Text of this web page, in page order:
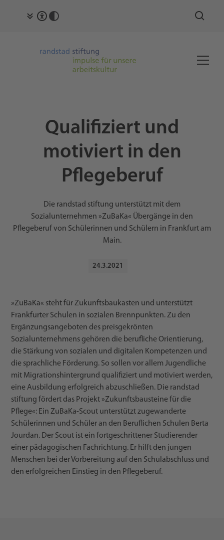
Qualifiziert und
motiviert in den
Pflegeberuf
Die randstad stiftung unterstützt mit dem
Sozialunternehmen »ZuBaKa« Übergänge in den
Pflegeberuf von Schülerinnen und Schülern in Frankfurt am
Main.
24.3.2021
»ZuBaKa« steht für Zukunftsbaukasten und unterstützt
Frankfurter Schulen in sozialen Brennpunkten. Zu den
Ergänzungsangeboten des preisgekrönten
Sozialunternehmens gehören die berufliche Orientierung,
die Stärkung von sozialen und digitalen Kompetenzen und
die sprachliche Förderung. So sollen vor allem Jugendliche
mit Migrationshintergrund qualifiziert und motiviert werden,
eine Ausbildung erfolgreich abzuschließen. Die randstad
stiftung fördert das Projekt »Zukunftsbausteine für die
Pflege«: Ein ZuBaKa-Scout unterstützt zugewanderte
Schülerinnen und Schüler an den Beruflichen Schulen Berta
Jourdan. Der Scout ist ein fortgeschrittener Studierender
einer pädagogischen Fachrichtung. Er hilft den jungen
Menschen bei der Vorbereitung auf den Schulabschluss und
den erfolgreichen Einstieg in den Pflegeberuf.